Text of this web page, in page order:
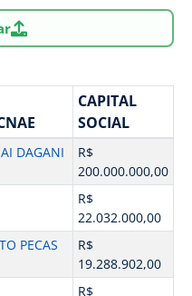
CAPITAL
SOCIAL
DAGANI
R$
200.000.000,00
R$
22.032.000,00
PECAS
R$
19.288.902,00
R$